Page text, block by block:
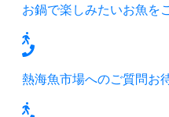
お鍋で楽しみたいお魚を
熱海魚市場へのご質問お